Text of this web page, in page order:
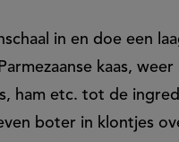
in en doe een
kaas, weer
ham etc. tot de
boter in klontjes